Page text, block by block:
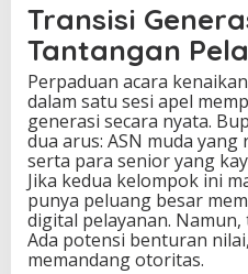
Transisi
Tantangan
Perpaduan acara
dalam satu sesi apel
generasi secara nyata.
dua arus: ASN muda
serta para senior yang
Jika kedua kelompok ini
punya peluang besar
digital pelayanan.
Ada potensi benturan
memandang otoritas.